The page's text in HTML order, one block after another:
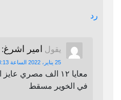
رد
يقول امير اشرغ:
25 يناير، 2022 الساعة 3:13 م
معايا ١٢ الف مصري
في الخوير مسقط